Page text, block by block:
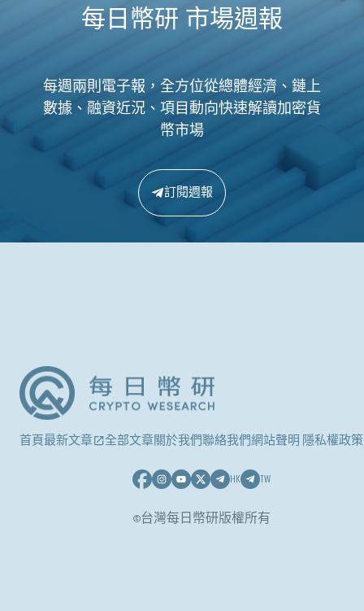
每日幣研 市場週報
每週兩則電子報，全方位從總體經濟、鏈上
數據、融資近況、項目動向快速解讀加密貨
幣市場
訂閱週報
首頁最新文章 全部文章關於我們聯絡我們網站聲明 隱私權政策
HK TW
©台灣每日幣研版權所有